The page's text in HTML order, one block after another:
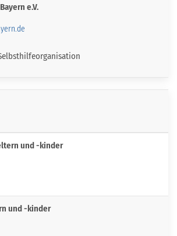
e.V.
und -kinder
und -kinder